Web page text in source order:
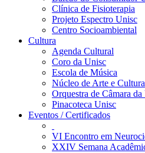
Clínica de Fisioterapia
Projeto Espectro Unisc
Centro Socioambiental
Cultura
Agenda Cultural
Coro da Unisc
Escola de Música
Núcleo de Arte e Cultura
Orquestra de Câmara
Pinacoteca Unisc
Eventos / Certificados
VI Encontro em
XXIV Semana